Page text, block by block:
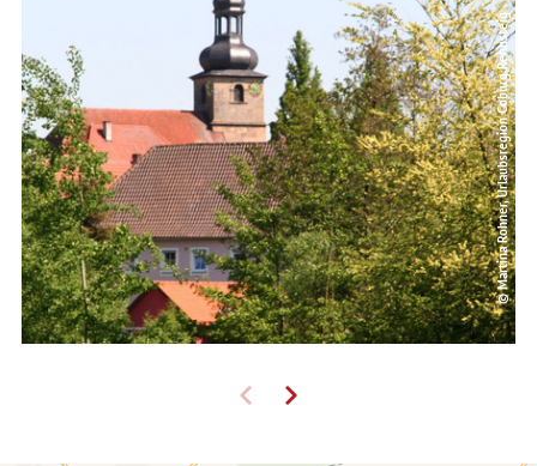
© Martina Rohner, Urlaubsregion Coburg.Rennsteig